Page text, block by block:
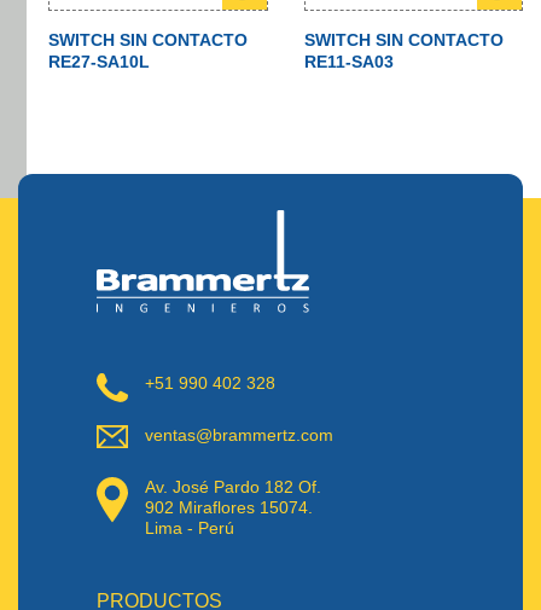
SWITCH SIN CONTACTO
RE27-SA10L
SWITCH SIN CONTACTO
RE11-SA03
+51 990 402 328
ventas@brammertz.com
Av. José Pardo 182 Of.
902 Miraflores 15074.
Lima - Perú
PRODUCTOS